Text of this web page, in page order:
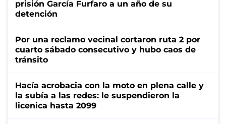
prisión García Furfaro a un año de su
detención
Por una reclamo vecinal cortaron ruta 2 por
cuarto sábado consecutivo y hubo caos de
tránsito
Hacía acrobacia con la moto en plena calle y
la subía a las redes: le suspendieron la
licenica hasta 2099